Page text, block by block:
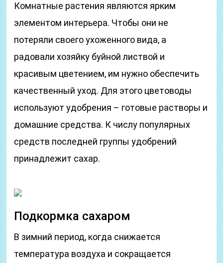
Комнатные растения являются ярким
элементом интерьера. Чтобы они не
потеряли своего ухоженного вида, а
радовали хозяйку буйной листвой и
красивым цветением, им нужно обеспечить
качественный уход. Для этого цветоводы
используют удобрения – готовые растворы и
домашние средства. К числу популярных
средств последней группы удобрений
принадлежит сахар.
Подкормка сахаром
В зимний период, когда снижается
температура воздуха и сокращается